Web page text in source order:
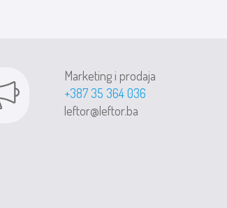
Marketing i prodaja
+387 35 364 036
leftor@leftor.ba